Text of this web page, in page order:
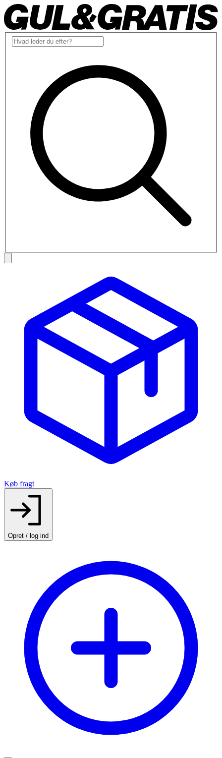
Køb fragt
Opret / log ind